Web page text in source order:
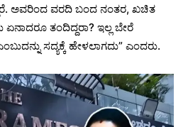
ಅವರಿಂದ ವರದಿ ಬಂದ ನಂತರ, ಖಚಿತ
ತಂದಿದ್ದರಾ? ಇಲ್ಲ ಬೇರೆ
ಸದ್ಯಕ್ಕೆ ಹೇಳಲಾಗದು” ಎಂದರು.